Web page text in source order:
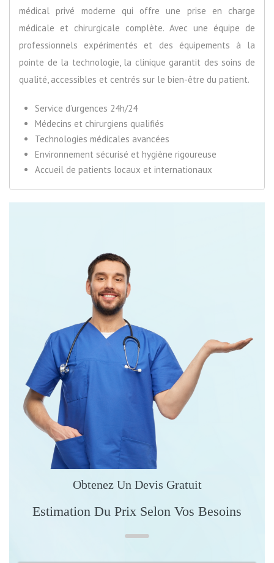
médical privé moderne qui offre une prise en charge
médicale et chirurgicale complète. Avec une équipe de
professionnels expérimentés et des équipements à la
pointe de la technologie, la clinique garantit des soins de
qualité, accessibles et centrés sur le bien-être du patient.
Service d’urgences 24h/24
Médecins et chirurgiens qualifiés
Technologies médicales avancées
Environnement sécurisé et hygiène rigoureuse
Accueil de patients locaux et internationaux
Obtenez Un Devis Gratuit
Estimation Du Prix Selon Vos Besoins